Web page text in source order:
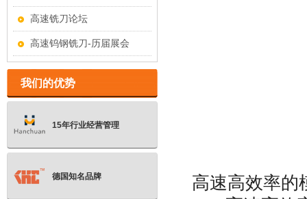
高速高效率的
高速铣刀论坛
高速钨钢铣刀-历届展会
我们的优势
15年行业经营管理
德国知名品牌